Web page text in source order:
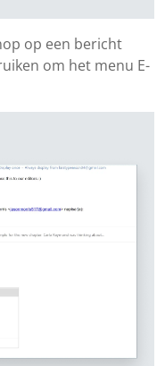
op een bericht
om het menu E-